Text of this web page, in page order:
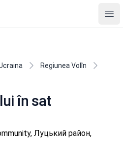
Regiunea Volîn
în sat
Луцький район,